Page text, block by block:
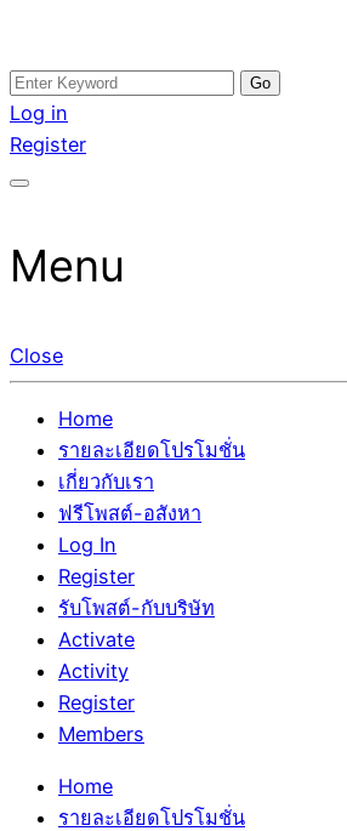
Skip
to
content
อสังหาโพสต์ รีวิวเยอะ รับจ้างโพสต์ขา
หา แตกต่างอย่างตั้งใจ รับรองผล อันดับ
กับทีมงานบริษัท บ้าน ที่ดิน คอนโด ติด
รับจ้างโพสอสังหา ขายบ้าน อสังหาโพส
โพสต์ ที่ดิน กับทีมงานบริษัท ถูกและดีที่
ขายได้จริงๆ ช่วยสร้างโอกาสในการขา
Search
for:
Log in
Register
Menu
Close
Home
รายละเอียดโปรโมชั่น
เกี่ยวกับเรา
ฟรีโพสต์-อสังหา
Log In
Register
รับโพสต์-กับบริษัท
Activate
Activity
Register
Members
Home
รายละเอียดโปรโมชั่น